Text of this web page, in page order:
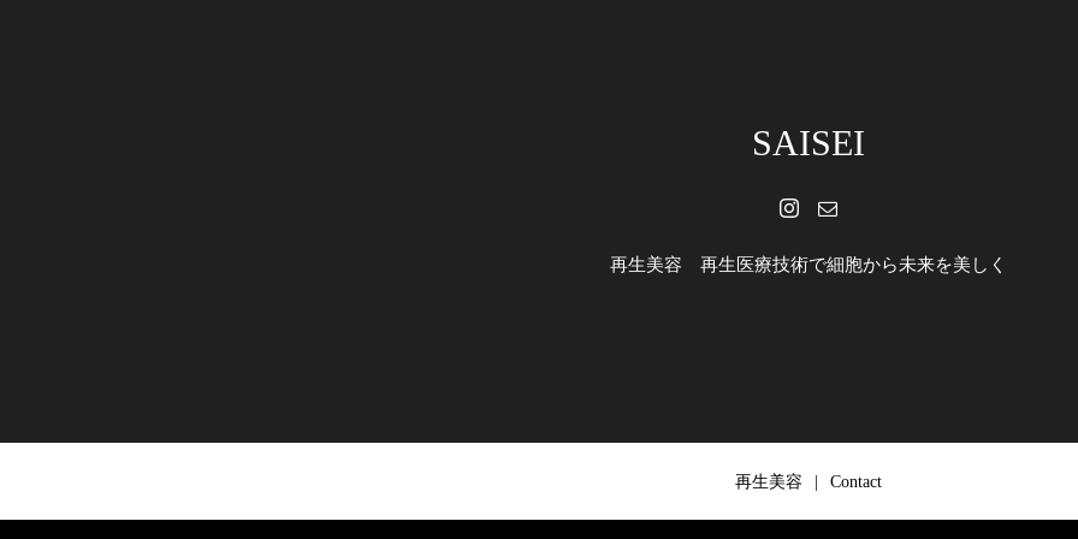
SAISEI
再生美容 再生医療技術で細胞から未来を美しく
再生美容 Contact